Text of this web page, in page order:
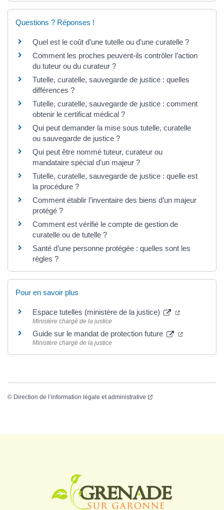
Questions ? Réponses !
Quel est le coût d’une tutelle ou d’une curatelle ?
Comment les proches peuvent-ils contrôler l’action
du tuteur ou du curateur ?
Tutelle, curatelle, sauvegarde de justice : quelles
différences ?
Tutelle, curatelle, sauvegarde de justice : comment
obtenir le certificat médical ?
Qui peut demander la mise sous tutelle, curatelle
ou sauvegarde de justice ?
Qui peut être nommé tuteur, curateur ou
mandataire spécial d’un majeur ?
Tutelle, curatelle, sauvegarde de justice : quelle est
la procédure ?
Comment établir l’inventaire des biens d’un majeur
protégé ?
Comment est vérifié le compte de gestion de
curatelle ou de tutelle ?
Santé d’une personne protégée : quelles sont les
règles ?
Pour en savoir plus
Espace tutelles (ministère de la justice)
Ministère chargé de la justice
Guide sur le mandat de protection future
Ministère chargé de la justice
© Direction de l’information légale et administrative